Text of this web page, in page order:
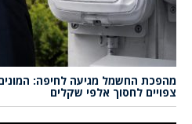
מהפכת החשמל מגיעה לחיפה:
צפויים לחסוך אלפי שקלים